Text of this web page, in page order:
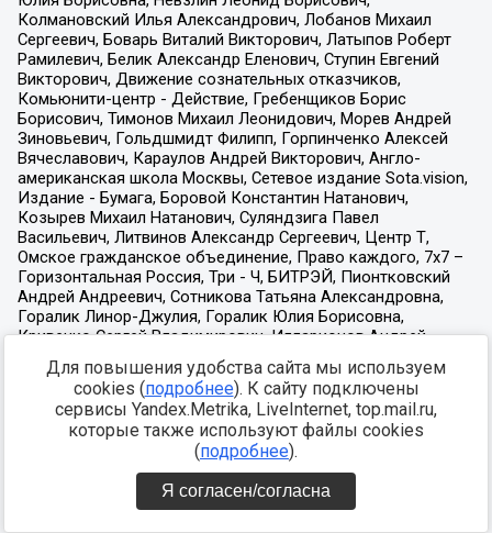
Для повышения удобства сайта мы используем
cookies (подробнее). К сайту подключены
сервисы Yandex.Metrika, LiveInternet, top.mail.ru,
которые также используют файлы cookies
(подробнее).
Я согласен/согласна